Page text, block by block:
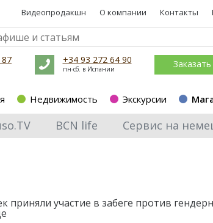
Видеопродакшн О компании Контакты
+34 93 272 64 90
пн-сб. в Испании
Недвижимость Экскурсии
BCN life Сервис на
приняли участие в забеге против